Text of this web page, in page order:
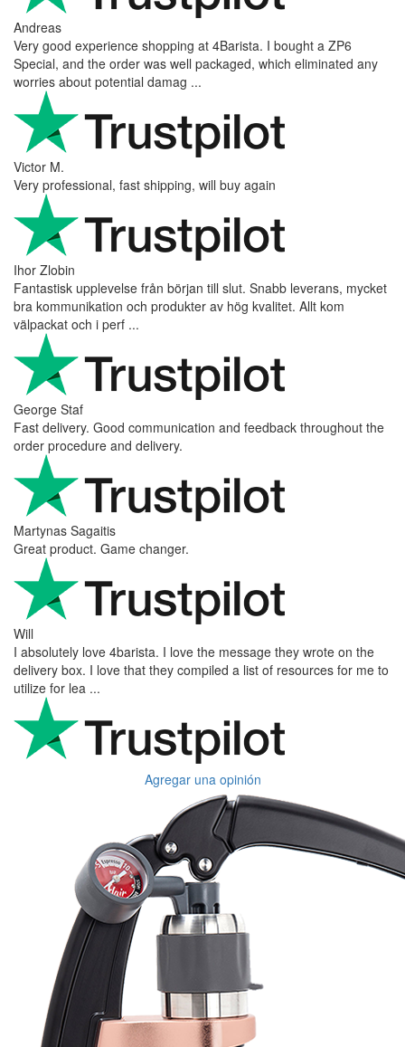
Andreas
Very good experience shopping at 4Barista. I bought a ZP6
Special, and the order was well packaged, which eliminated any
worries about potential damag ...
Victor M.
Very professional, fast shipping, will buy again
Ihor Zlobin
Fantastisk upplevelse från början till slut. Snabb leverans, mycket
bra kommunikation och produkter av hög kvalitet. Allt kom
välpackat och i perf ...
George Staf
Fast delivery. Good communication and feedback throughout the
order procedure and delivery.
Martynas Sagaitis
Great product. Game changer.
Will
I absolutely love 4barista. I love the message they wrote on the
delivery box. I love that they compiled a list of resources for me to
utilize for lea ...
Agregar una opinión